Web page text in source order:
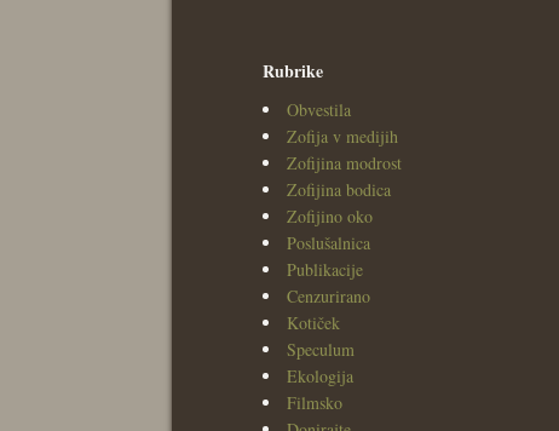
Rubrike
Obvestila
Zofija v medijih
Zofijina modrost
Zofijina bodica
Zofijino oko
Poslušalnica
Publikacije
Cenzurirano
Kotiček
Speculum
Ekologija
Filmsko